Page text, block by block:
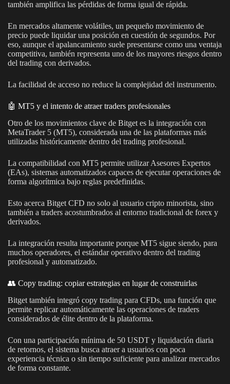
también amplifica las pérdidas de forma igual de rápida.
En mercados altamente volátiles, un pequeño movimiento de
precio puede liquidar una posición en cuestión de segundos. Por
eso, aunque el apalancamiento suele presentarse como una ventaja
competitiva, también representa uno de los mayores riesgos dentro
del trading con derivados.
La facilidad de acceso no reduce la complejidad del instrumento.
🤖 MT5 y el intento de atraer traders profesionales
Otro de los movimientos clave de Bitget es la integración con
MetaTrader 5 (MT5), considerada una de las plataformas más
utilizadas históricamente dentro del trading profesional.
La compatibilidad con MT5 permite utilizar Asesores Expertos
(EAs), sistemas automatizados capaces de ejecutar operaciones de
forma algorítmica bajo reglas predefinidas.
Esto acerca Bitget CFD no solo al usuario cripto minorista, sino
también a traders acostumbrados al entorno tradicional de forex y
derivados.
La integración resulta importante porque MT5 sigue siendo, para
muchos operadores, el estándar operativo dentro del trading
profesional y automatizado.
👥 Copy trading: copiar estrategias en lugar de construirlas
Bitget también integró copy trading para CFDs, una función que
permite replicar automáticamente las operaciones de traders
considerados de élite dentro de la plataforma.
Con una participación mínima de 50 USDT y liquidación diaria
de retornos, el sistema busca atraer a usuarios con poca
experiencia técnica o sin tiempo suficiente para analizar mercados
de forma constante.